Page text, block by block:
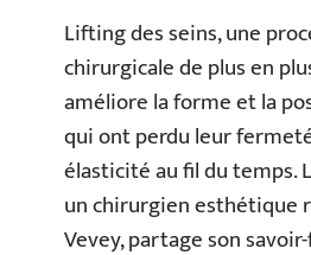
Lifting des seins, une
chirurgicale de plus en
améliore la forme et la
qui ont perdu leur
élasticité au fil du temps.
un chirurgien esthétique
Vevey, partage son